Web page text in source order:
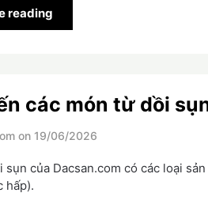
reading
các món từ dồi
on 19/06/2026
sụn của Dacsan.com có các loại
hấp).